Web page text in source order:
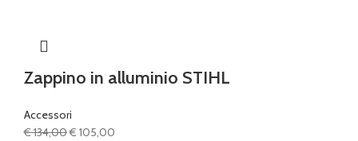
Zappino in alluminio STIHL
Accessori
€134,00Il€ 105,00